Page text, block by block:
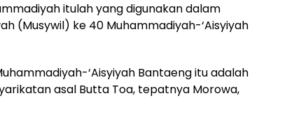
itulah yang digunakan dalam
(Musywil) ke 40 Muhammadiyah-‘Aisyiyah
‘Aisyiyah Bantaeng itu adalah
asal Butta Toa, tepatnya Morowa,